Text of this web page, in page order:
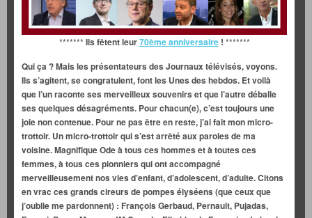
******* Ils fêtent leur70ème anniversaire! *******
Qui ça ? Mais les présentateurs des Journaux télévisés, voyons.
Ils s’agitent, se congratulent, font les Unes des hebdos. Et voilà
que l’un raconte ses merveilleux souvenirs et que l’autre déballe
ses quelques désagréments. Pour chacun(e), c’est toujours une
joie non contenue. Pour ne pas être en reste, j’ai fait mon micro-
trottoir. Un micro-trottoir qui s’est arrêté aux paroles de ma
voisine. Magnifique Ode à tous ces hommes et à toutes ces
femmes, à tous ces pionniers qui ont accompagné
merveilleusement nos vies d’enfant, d’adolescent, d’adulte. Citons
en vrac ces grands cireurs de pompes élyséens (que ceux que
j’oublie me pardonnent) : François Gerbaud, Pernault, Pujadas,